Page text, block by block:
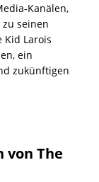
Kanälen,
seinen
Kid Larois
ein
zukünftigen
von The